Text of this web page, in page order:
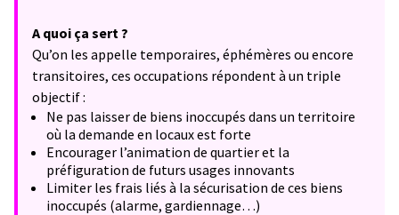
A quoi ça sert ?
Qu’on les appelle temporaires, éphémères ou encore
transitoires, ces occupations répondent à un triple
objectif :
Ne pas laisser de biens inoccupés dans un territoire
où la demande en locaux est forte
Encourager l’animation de quartier et la
préfiguration de futurs usages innovants
Limiter les frais liés à la sécurisation de ces biens
inoccupés (alarme, gardiennage…)